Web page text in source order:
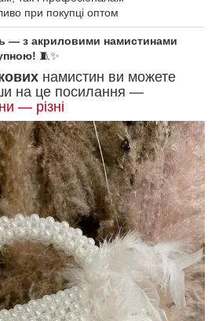
при покупці оптом
— з акриловими намистинами
🧵✨
намистин ви можете
на це посилання —
— різні